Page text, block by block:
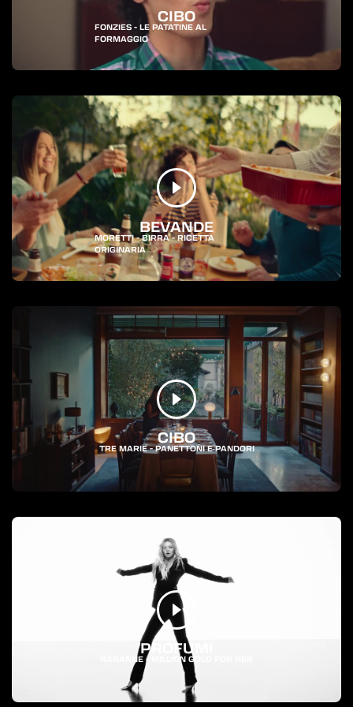
CIBO
FONZIES - LE PATATINE AL
FORMAGGIO
BEVANDE
MORETTI - BIRRA - RICETTA
ORIGINARIA
CIBO
TRE MARIE - PANETTONI E PANDORI
PROFUMI
RABANNE - MILLION GOLD FOR HER